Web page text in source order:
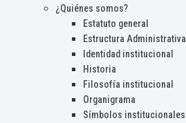
¿Quiénes somos?
Estatuto general
Estructura Administrativa
Identidad institucional
Historia
Filosofía institucional
Organigrama
Símbolos institucionales